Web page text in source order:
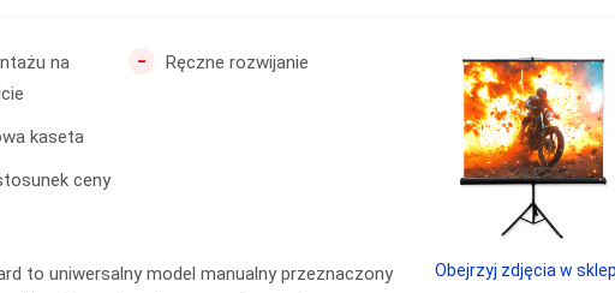
na
kaseta
ceny
- Ręczne rozwijanie
to uniwersalny model manualny przeznaczony
Obejrzyj zdjęcia w